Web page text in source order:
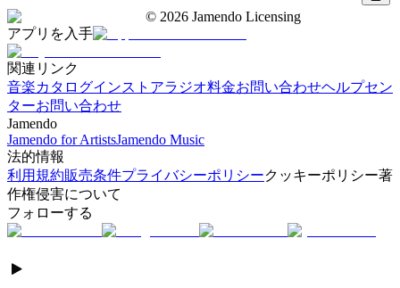
© 2026 Jamendo Licensing
アプリを入手
関連リンク
音楽カタログインストアラジオ料金お問い合わせヘルプセン
ターお問い合わせ
Jamendo
Jamendo for ArtistsJamendo Music
法的情報
利用規約販売条件プライバシーポリシークッキーポリシー著
作権侵害について
フォローする